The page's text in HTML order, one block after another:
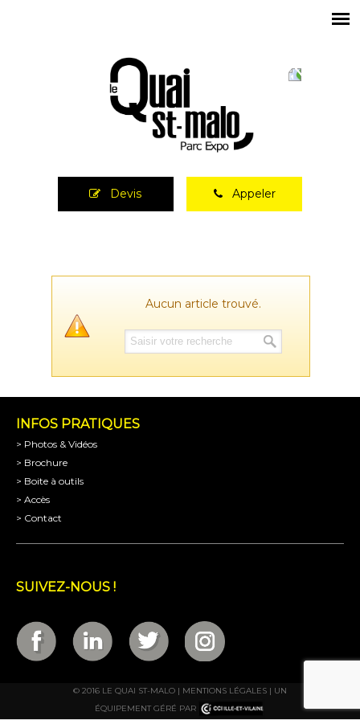
Devis Appeler
Aucun article trouvé.
INFOS PRATIQUES
> Photos & Vidéos
> Brochure
> Boite à outils
> Accès
> Contact
SUIVEZ-NOUS !
© 2016 LE QUAI ST-MALO | MENTIONS LÉGALES | UN
ÉQUIPEMENT GÉRÉ PAR